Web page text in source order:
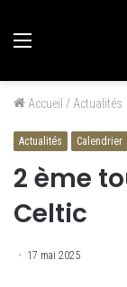
Menu
Accueil / Actualités
Actualités Calendrier
2 ème
Celtic
17 mai 2025